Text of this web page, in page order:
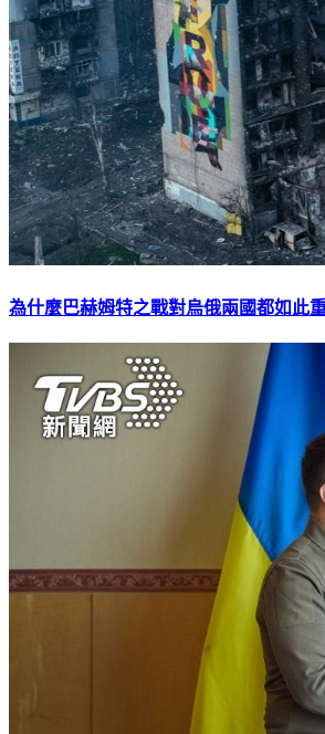
為什麼巴赫姆特之戰對烏俄兩國都如此